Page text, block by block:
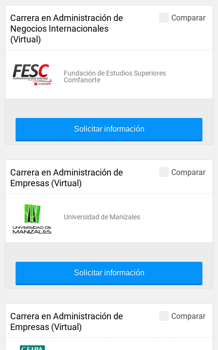
Comparar
Carrera en Administración de
Negocios Internacionales
(Virtual)
Fundación de Estudios Superiores
Comfanorte
Solicitar información
Comparar
Carrera en Administración de
Empresas (Virtual)
Universidad de Manizales
Solicitar información
Comparar
Carrera en Administración de
Empresas (Virtual)